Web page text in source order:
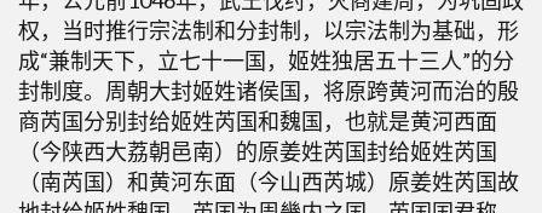
权，当时推行宗法制和分封制，以宗法制为基础，形
成“兼制天下，立七十一国，姬姓独居五十三人”的分
封制度。周朝大封姬姓诸侯国，将原跨黄河而治的殷
商芮国分别封给姬姓芮国和魏国，也就是黄河西面
（今陕西大荔朝邑南）的原姜姓芮国封给姬姓芮国
（南芮国）和黄河东面（今山西芮城）原姜姓芮国故